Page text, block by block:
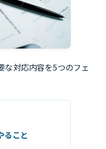
な対応内容を5つのフェ
ること